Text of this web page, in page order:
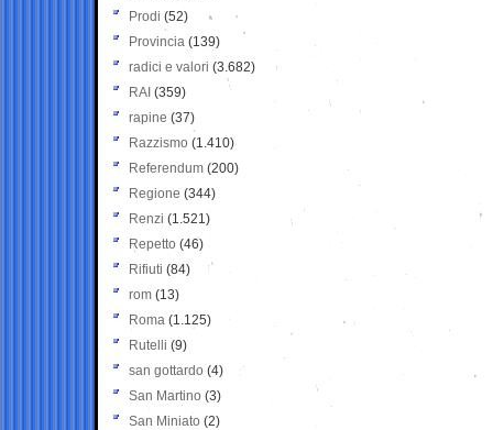
Prodi (52)
Provincia (139)
radici e valori (3.682)
RAI (359)
rapine (37)
Razzismo (1.410)
Referendum (200)
Regione (344)
Renzi (1.521)
Repetto (46)
Rifiuti (84)
rom (13)
Roma (1.125)
Rutelli (9)
san gottardo (4)
San Martino (3)
San Miniato (2)